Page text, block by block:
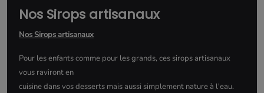
Nos Sirops artisanaux
Nos Sirops artisanaux
Pour les enfants comme pour les grands, ces sirops artisanaux
vous raviront en
cuisine dans vos desserts mais aussi simplement nature à l'eau.